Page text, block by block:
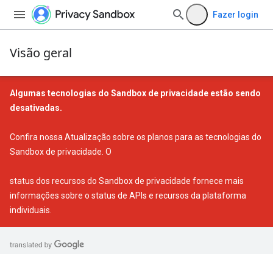
Fazer login
Visão geral
Algumas tecnologias do Sandbox de privacidade estão sendo
desativadas.
Confira nossa Atualização sobre os planos para as tecnologias do
Sandbox de privacidade . O
status dos recursos do Sandbox de privacidade fornece mais
informações sobre o status de APIs e recursos da plataforma
individuais.